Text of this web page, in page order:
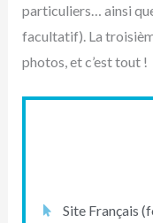
particuliers… ainsi
facultatif). La
photos, et c’est tout !
Site Français